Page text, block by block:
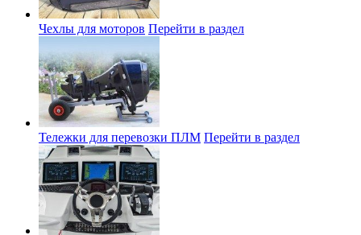
Чехлы для моторов Перейти в раздел
Тележки для перевозки ПЛМ Перейти в раздел